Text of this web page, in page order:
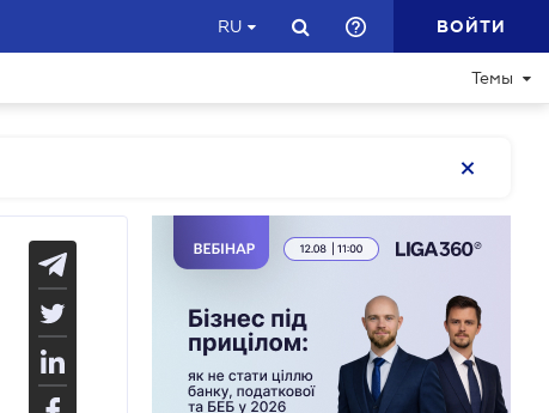
RU ВОЙТИ
Темы